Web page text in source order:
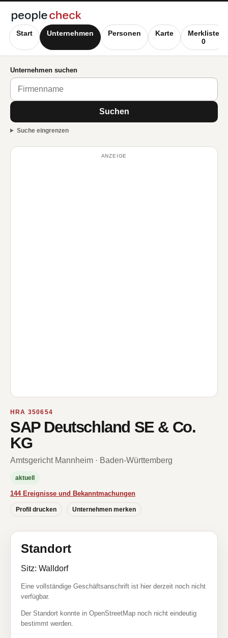
Start Unternehmen Personen Karte
Merkliste
0
Unternehmen suchen
Suchen
Suche eingrenzen
ANZEIGE
HRA 350654
SAP Deutschland SE & Co.
KG
Amtsgericht Mannheim · Baden-Württemberg
aktuell
144 Ereignisse und Bekanntmachungen
Profil drucken Unternehmen merken
Standort
Sitz: Walldorf
Eine vollständige Geschäftsanschrift ist hier derzeit noch nicht
verfügbar.
Der Standort konnte in OpenStreetMap noch nicht eindeutig
bestimmt werden.